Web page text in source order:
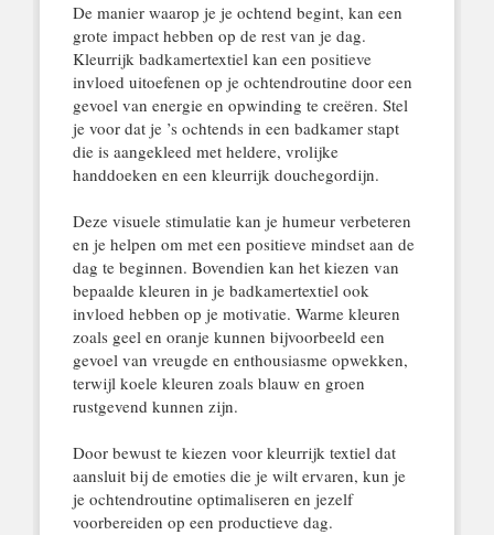
De manier waarop je je ochtend begint, kan een
grote impact hebben op de rest van je dag.
Kleurrijk badkamertextiel kan een positieve
invloed uitoefenen op je ochtendroutine door een
gevoel van energie en opwinding te creëren. Stel
je voor dat je ’s ochtends in een badkamer stapt
die is aangekleed met heldere, vrolijke
handdoeken en een kleurrijk douchegordijn.
Deze visuele stimulatie kan je humeur verbeteren
en je helpen om met een positieve mindset aan de
dag te beginnen. Bovendien kan het kiezen van
bepaalde kleuren in je badkamertextiel ook
invloed hebben op je motivatie. Warme kleuren
zoals geel en oranje kunnen bijvoorbeeld een
gevoel van vreugde en enthousiasme opwekken,
terwijl koele kleuren zoals blauw en groen
rustgevend kunnen zijn.
Door bewust te kiezen voor kleurrijk textiel dat
aansluit bij de emoties die je wilt ervaren, kun je
je ochtendroutine optimaliseren en jezelf
voorbereiden op een productieve dag.